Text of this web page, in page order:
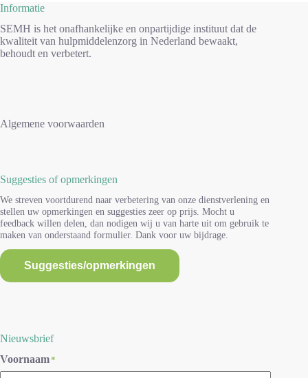
Informatie
SEMH is het onafhankelijke en onpartijdige instituut dat de
kwaliteit van hulpmiddelenzorg in Nederland bewaakt,
behoudt en verbetert.
Algemene voorwaarden
Suggesties of opmerkingen
We streven voortdurend naar verbetering van onze dienstverlening en
stellen uw opmerkingen en suggesties zeer op prijs. Mocht u
feedback willen delen, dan nodigen wij u van harte uit om gebruik te
maken van onderstaand formulier. Dank voor uw bijdrage.
Suggesties/opmerkingen
Nieuwsbrief
Voornaam*